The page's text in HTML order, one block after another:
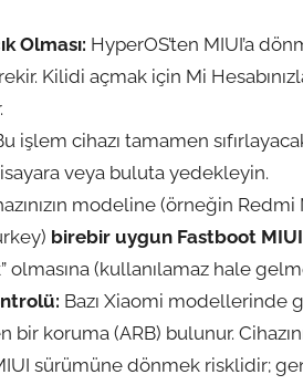
Olması: HyperOS’ten MIUI’a
Kilidi açmak için Mi
işlem cihazı tamamen
veya buluta yedekleyin.
modeline (örneğin
birebir uygun Fastboot MIUI
olmasına (kullanılamaz hale
Bazı Xiaomi modellerinde
koruma (ARB) bulunur.
sürümüne dönmek risklidir;